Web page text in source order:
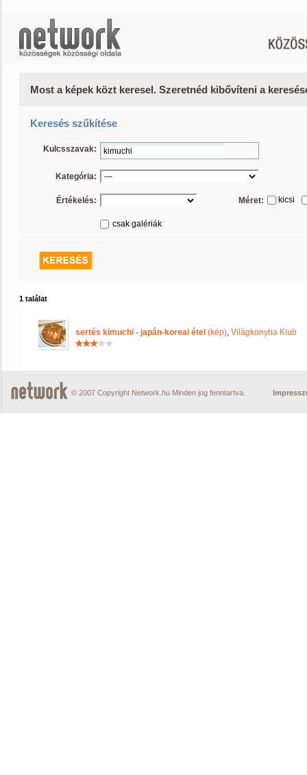
Most a képek közt keresel. Szeretnéd kibővíteni a
Keresés szűkítése
Kulcsszavak:
Kategória:
Értékelés: Méret: kicsi
csak galériák
1 találat
sertés kimuchi - japán-koreai étel (kép), Világkonyha Klub
© 2007 Copyright Network.hu Minden jog fenntartva.